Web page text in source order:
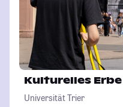
Kulturelles Erbe
Universität Trier